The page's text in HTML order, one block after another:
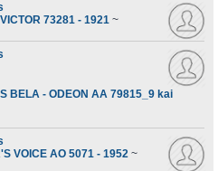
73281 - 1921 ~
- ODEON AA 79815_9 kai
VOICE AO 5071 - 1952 ~